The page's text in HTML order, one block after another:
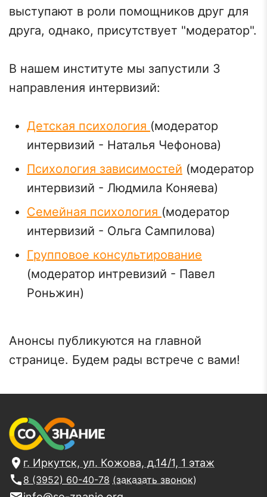
выступают в роли помощников друг для
друга, однако, присутствует "модератор".
В нашем институте мы запустили 3
направления интервизий:
Детская психология (модератор
интервизий - Наталья Чефонова)
Психология зависимостей (модератор
интервизий - Людмила Коняева)
Семейная психология (модератор
интервизий - Ольга Сампилова)
Групповое консультирование
(модератор интревизий - Павел
Роньжин)
Анонсы публикуются на главной
странице. Будем рады встрече с вами!
г. Иркутск, ул. Кожова, д.14/1, 1 этаж
8 (3952) 60-40-78 (заказать звонок)